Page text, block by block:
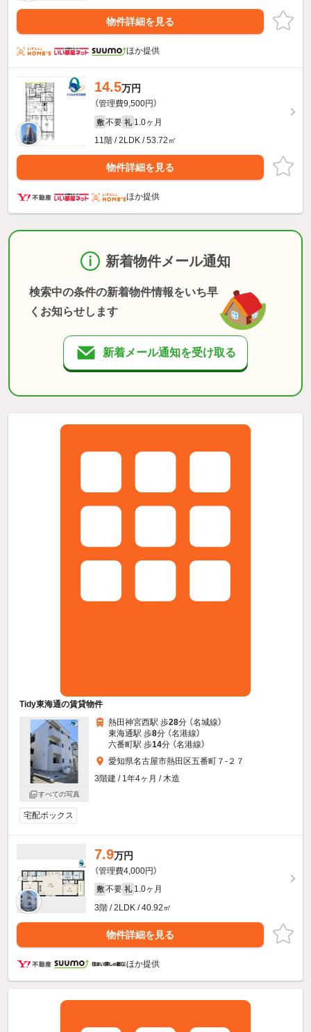
物件詳細を見る
ほか提供
14.5万円
（管理費9,500円）
敷 不要 礼 1.0ヶ月
11階 / 2LDK / 53.72㎡
物件詳細を見る
ほか提供
新着物件メール通知
検索中の条件の新着物件情報をいち早
くお知らせします
新着メール通知を受け取る
Tidy東海通の賃貸物件
すべての写真
熱田神宮西駅 歩28分 （名城線）
東海通駅 歩8分 （名港線）
六番町駅 歩14分 （名港線）
愛知県名古屋市熱田区五番町７-２７
3階建 / 1年4ヶ月 / 木造
宅配ボックス
7.9万円
（管理費4,000円）
敷 不要 礼 1.0ヶ月
3階 / 2LDK / 40.92㎡
物件詳細を見る
ほか提供